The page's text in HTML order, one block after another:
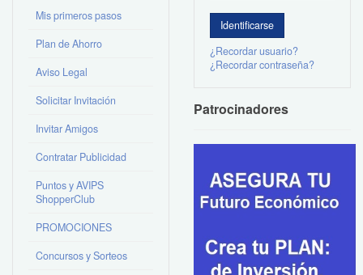
Mis primeros pasos
Plan de Ahorro
Aviso Legal
Solicitar Invitación
Invitar Amigos
Contratar Publicidad
Puntos y AVIPS
ShopperClub
PROMOCIONES
Concursos y Sorteos
¿Recordar usuario?
¿Recordar contraseña?
Patrocinadores